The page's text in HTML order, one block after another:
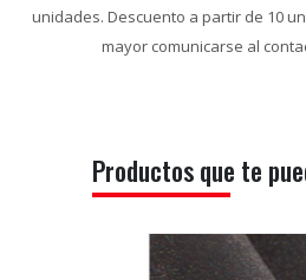
unidades. Descuento a partir de 10
mayor comunicarse al
Productos que te